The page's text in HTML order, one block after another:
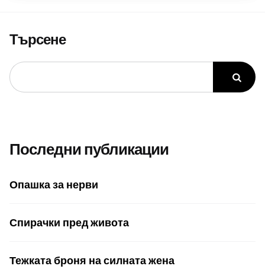
Търсене
Последни публикации
Опашка за нерви
Спирачки пред живота
Тежката броня на силната жена